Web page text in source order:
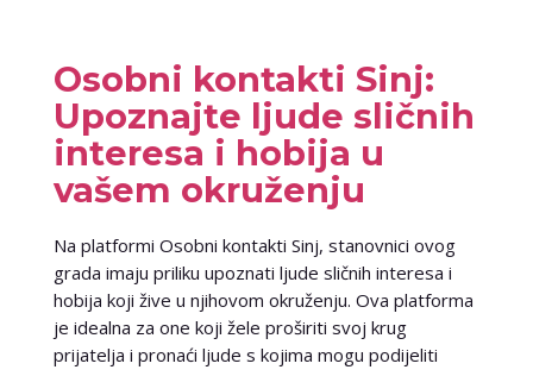
Osobni kontakti Sinj:
Upoznajte ljude sličnih
interesa i hobija u
vašem okruženju
Na platformi Osobni kontakti Sinj, stanovnici ovog
grada imaju priliku upoznati ljude sličnih interesa i
hobija koji žive u njihovom okruženju. Ova platforma
je idealna za one koji žele proširiti svoj krug
prijatelja i pronaći ljude s kojima mogu podijeliti